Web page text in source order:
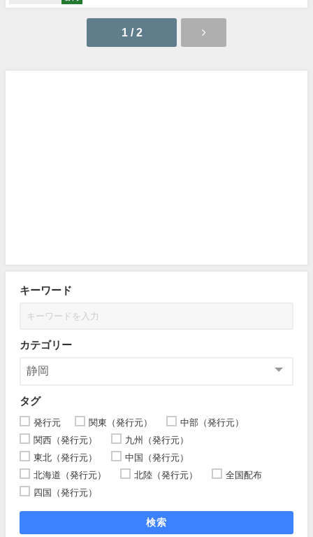
1 / 2
キーワード
カテゴリー
タグ
発行元 関東（発行元）
中部（発行元）
関西（発行元）
九州（発行元）
東北（発行元）
中国（発行元）
北海道（発行元）
北陸（発行元）
全国配布
四国（発行元）
検索